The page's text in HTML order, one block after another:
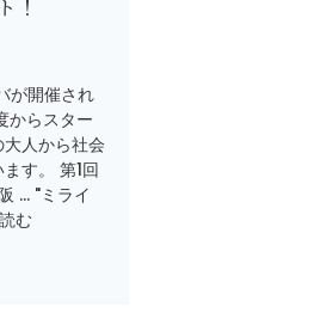
！
が開催され
からスター
人から社会
す。 第1回
… "ミライ
む